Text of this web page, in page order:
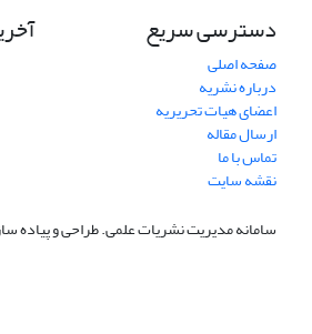
دسترسی سریع
صفحه اصلی
درباره نشریه
اعضای هیات تحریریه
ارسال مقاله
تماس با ما
نقشه سایت
سامانه مدیریت نشریات علمی.طراحی و پیاده